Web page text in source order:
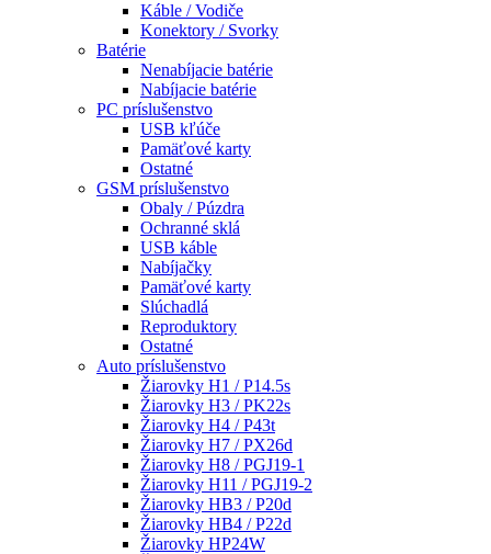
Káble / Vodiče
Konektory / Svorky
Batérie
Nenabíjacie batérie
Nabíjacie batérie
PC príslušenstvo
USB kľúče
Pamäťové karty
Ostatné
GSM príslušenstvo
Obaly / Púzdra
Ochranné sklá
USB káble
Nabíjačky
Pamäťové karty
Slúchadlá
Reproduktory
Ostatné
Auto príslušenstvo
Žiarovky H1 / P14.5s
Žiarovky H3 / PK22s
Žiarovky H4 / P43t
Žiarovky H7 / PX26d
Žiarovky H8 / PGJ19-1
Žiarovky H11 / PGJ19-2
Žiarovky HB3 / P20d
Žiarovky HB4 / P22d
Žiarovky HP24W